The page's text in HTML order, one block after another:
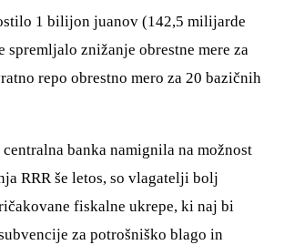
1 bilijon juanov (142,5 milijarde
spremljalo znižanje obrestne mere za
repo obrestno mero za 20 bazičnih
banka namignila na možnost
RRR še letos, so vlagatelji bolj
fiskalne ukrepe, ki naj bi
za potrošniško blago in